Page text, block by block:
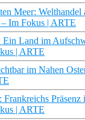
Meer:
Im Fokus | ARTE
Ein Land im
| ARTE
im Nahen
Frankreichs
| ARTE